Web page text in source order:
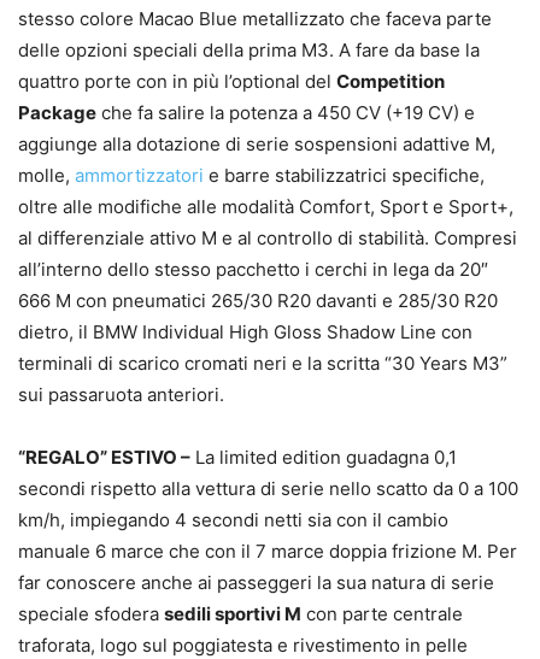
stesso colore Macao Blue metallizzato che faceva parte
delle opzioni speciali della prima M3. A fare da base la
quattro porte con in più l’optional del Competition
Package che fa salire la potenza a 450 CV (+19 CV) e
aggiunge alla dotazione di serie sospensioni adattive M,
molle, ammortizzatori e barre stabilizzatrici specifiche,
oltre alle modifiche alle modalità Comfort, Sport e Sport+,
al differenziale attivo M e al controllo di stabilità. Compresi
all’interno dello stesso pacchetto i cerchi in lega da 20″
666 M con pneumatici 265/30 R20 davanti e 285/30 R20
dietro, il BMW Individual High Gloss Shadow Line con
terminali di scarico cromati neri e la scritta “30 Years M3”
sui passaruota anteriori.
“REGALO” ESTIVO – La limited edition guadagna 0,1
secondi rispetto alla vettura di serie nello scatto da 0 a 100
km/h, impiegando 4 secondi netti sia con il cambio
manuale 6 marce che con il 7 marce doppia frizione M. Per
far conoscere anche ai passeggeri la sua natura di serie
speciale sfodera sedili sportivi M con parte centrale
traforata, logo sul poggiatesta e rivestimento in pelle